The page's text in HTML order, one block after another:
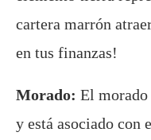
cartera marrón
en tus finanzas!
Morado: El morado
y está asociado con